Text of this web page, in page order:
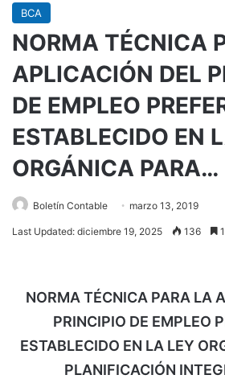
BCA
NORMA TÉCNICA
APLICACIÓN DEL
DE EMPLEO
ESTABLECIDO EN
ORGÁNICA PARA…
Boletín Contable marzo 13, 2019
Last Updated: diciembre 19, 2025 136
NORMA TÉCNICA PARA LA
PRINCIPIO DE EMPLEO
ESTABLECIDO EN LA LEY
PLANIFICACIÓN